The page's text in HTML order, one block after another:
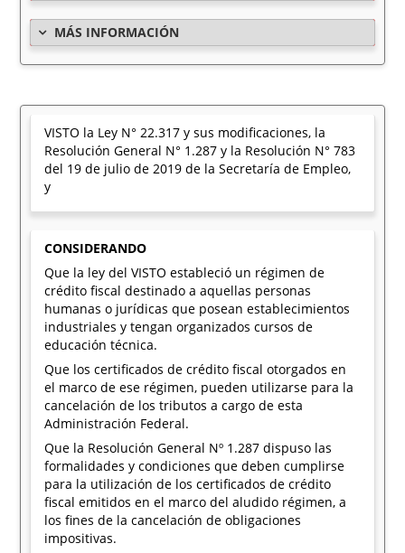
MÁS INFORMACIÓN
VISTO la Ley N° 22.317 y sus modificaciones, la
Resolución General N° 1.287 y la Resolución N° 783
del 19 de julio de 2019 de la Secretaría de Empleo,
y
CONSIDERANDO
Que la ley del VISTO estableció un régimen de
crédito fiscal destinado a aquellas personas
humanas o jurídicas que posean establecimientos
industriales y tengan organizados cursos de
educación técnica.
Que los certificados de crédito fiscal otorgados en
el marco de ese régimen, pueden utilizarse para la
cancelación de los tributos a cargo de esta
Administración Federal.
Que la Resolución General Nº 1.287 dispuso las
formalidades y condiciones que deben cumplirse
para la utilización de los certificados de crédito
fiscal emitidos en el marco del aludido régimen, a
los fines de la cancelación de obligaciones
impositivas.